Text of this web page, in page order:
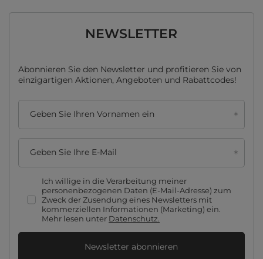
NEWSLETTER
Abonnieren Sie den Newsletter und profitieren Sie von
einzigartigen Aktionen, Angeboten und Rabattcodes!
Geben Sie Ihren Vornamen ein
Geben Sie Ihre E-Mail
Ich willige in die Verarbeitung meiner
personenbezogenen Daten (E-Mail-Adresse) zum
Zweck der Zusendung eines Newsletters mit
kommerziellen Informationen (Marketing) ein.
Mehr lesen unter Datenschutz.
Newsletter abonnieren